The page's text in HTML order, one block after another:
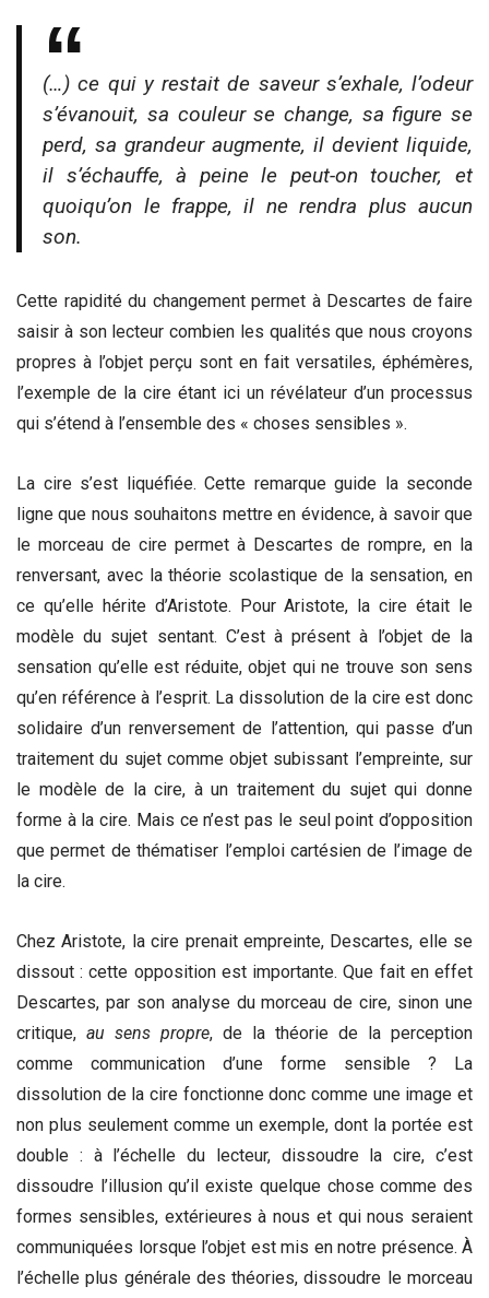
(…) ce qui y restait de saveur s’exhale, l’odeur
s’évanouit, sa couleur se change, sa figure se
perd, sa grandeur augmente, il devient liquide,
il s’échauffe, à peine le peut-on toucher, et
quoiqu’on le frappe, il ne rendra plus aucun
son.
Cette rapidité du changement permet à Descartes de faire
saisir à son lecteur combien les qualités que nous croyons
propres à l’objet perçu sont en fait versatiles, éphémères,
l’exemple de la cire étant ici un révélateur d’un processus
qui s’étend à l’ensemble des « choses sensibles ».
La cire s’est liquéfiée. Cette remarque guide la seconde
ligne que nous souhaitons mettre en évidence, à savoir que
le morceau de cire permet à Descartes de rompre, en la
renversant, avec la théorie scolastique de la sensation, en
ce qu’elle hérite d’Aristote. Pour Aristote, la cire était le
modèle du sujet sentant. C’est à présent à l’objet de la
sensation qu’elle est réduite, objet qui ne trouve son sens
qu’en référence à l’esprit. La dissolution de la cire est donc
solidaire d’un renversement de l’attention, qui passe d’un
traitement du sujet comme objet subissant l’empreinte, sur
le modèle de la cire, à un traitement du sujet qui donne
forme à la cire. Mais ce n’est pas le seul point d’opposition
que permet de thématiser l’emploi cartésien de l’image de
la cire.
Chez Aristote, la cire prenait empreinte, Descartes, elle se
dissout : cette opposition est importante. Que fait en effet
Descartes, par son analyse du morceau de cire, sinon une
critique, au sens propre, de la théorie de la perception
comme communication d’une forme sensible ? La
dissolution de la cire fonctionne donc comme une image et
non plus seulement comme un exemple, dont la portée est
double : à l’échelle du lecteur, dissoudre la cire, c’est
dissoudre l’illusion qu’il existe quelque chose comme des
formes sensibles, extérieures à nous et qui nous seraient
communiquées lorsque l’objet est mis en notre présence. À
l’échelle plus générale des théories, dissoudre le morceau